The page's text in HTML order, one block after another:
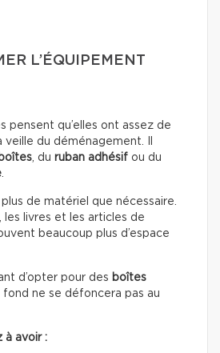
L’ÉQUIPEMENT
pensent qu’elles ont assez de
veille du déménagement. Il
boîtes, du ruban adhésif ou du
.
de matériel que nécessaire.
les livres et les articles de
beaucoup plus d’espace
d’opter pour des boîtes
fond ne se défoncera pas au
à avoir :